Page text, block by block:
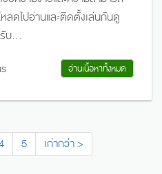
ลดไปอ่านและติดตั้งเล่นกันดู
บ...
อ่านเนื้อหาทั้งหมด
5 เก่ากว่า >